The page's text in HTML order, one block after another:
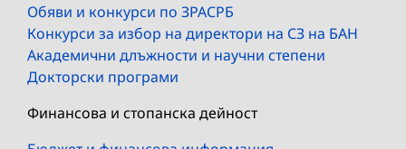
Обяви и конкурси по ЗРАСРБ
Конкурси за избор на директори на СЗ на БАН
Академични длъжности и научни степени
Докторски програми
Финансова и стопанска дейност